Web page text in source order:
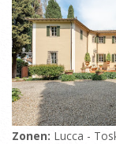
Zonen: Lucca -